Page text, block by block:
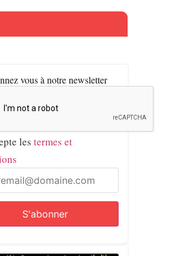
vous à notre newsletter
les termes et